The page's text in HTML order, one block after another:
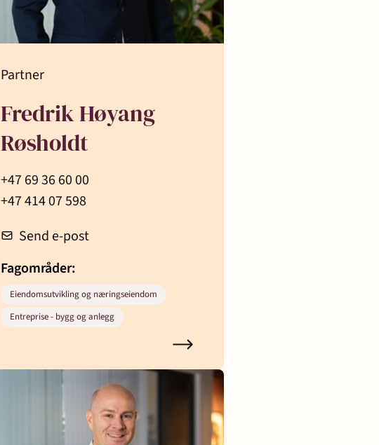
Partner
Fredrik Høyang
Røsholdt
+47 69 36 60 00
+47 414 07 598
Send e-post
Fagområder:
Eiendomsutvikling og næringseiendom
Entreprise - bygg og anlegg